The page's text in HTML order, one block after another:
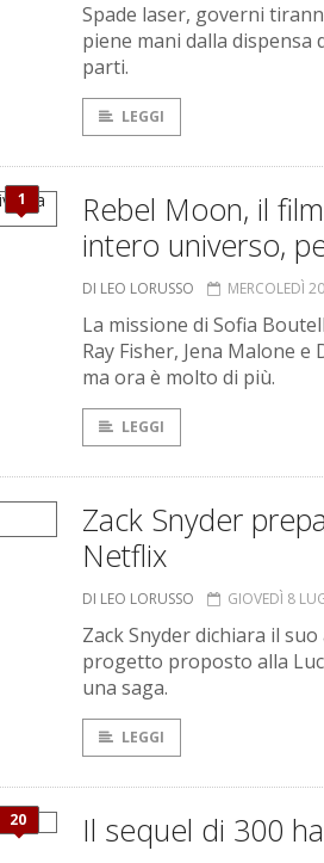
Spade laser, governi
piene mani dalla
parti.
LEGGI
1
Rebel Moon, il
intero universo,
DI LEO LORUSSO MERCOLEDÌ
La missione di Sofia
Ray Fisher, Jena Malone
ma ora è molto di più.
LEGGI
Zack Snyder
Netflix
DI LEO LORUSSO GIOVEDÌ 8
Zack Snyder dichiara il
progetto proposto alla
una saga.
LEGGI
20 Il sequel di 300